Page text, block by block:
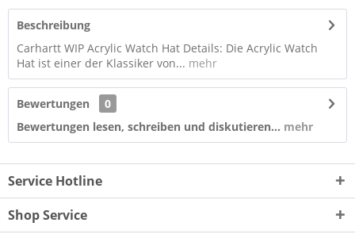
Beschreibung
Carhartt WIP Acrylic Watch Hat Details: Die Acrylic Watch
Hat ist einer der Klassiker von... mehr
Bewertungen
0
Bewertungen lesen, schreiben und diskutieren... mehr
Service Hotline
Shop Service